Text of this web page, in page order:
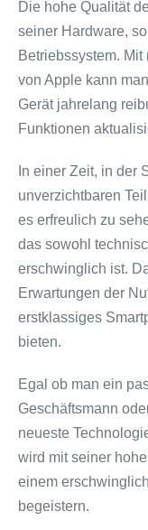
Die hohe Qualität
seiner Hardware,
Betriebssystem.
von Apple kann
Gerät jahrelang
Funktionen
In einer Zeit, in der
unverzichtbaren
es erfreulich zu
das sowohl
erschwinglich ist.
Erwartungen der
erstklassiges
bieten.
Egal ob man ein
Geschäftsmann
neueste
wird mit seiner
einem
begeistern.